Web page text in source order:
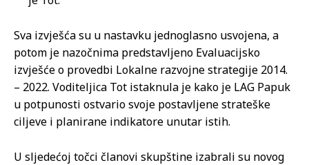
Sva izvješća su u nastavku jednoglasno usvojena, a
potom je nazočnima predstavljeno Evaluacijsko
izvješće o provedbi Lokalne razvojne strategije 2014.
– 2022. Voditeljica Tot istaknula je kako je LAG Papuk
u potpunosti ostvario svoje postavljene strateške
ciljeve i planirane indikatore unutar istih.
U sljedećoj točci članovi skupštine izabrali su novog